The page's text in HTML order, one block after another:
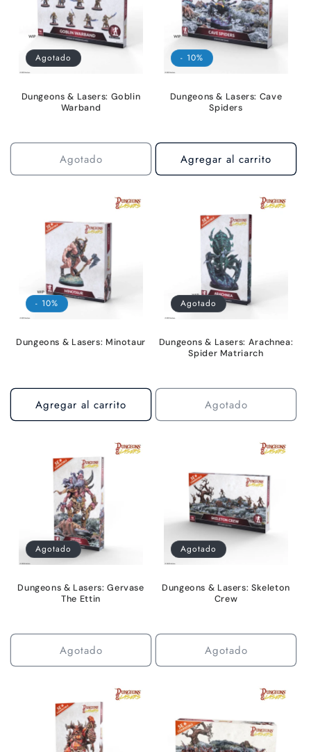
Agotado
Dungeons & Lasers: Goblin
Warband
Agotado
- 10%
Dungeons & Lasers: Cave
Spiders
Agregar al carrito
- 10%
Dungeons & Lasers: Minotaur
Agregar al carrito
Agotado
Dungeons & Lasers: Arachnea:
Spider Matriarch
Agotado
Agotado
Dungeons & Lasers: Gervase
The Ettin
Agotado
Agotado
Dungeons & Lasers: Skeleton
Crew
Agotado